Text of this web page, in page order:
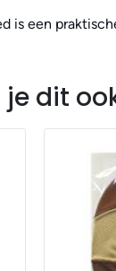
is een
dit